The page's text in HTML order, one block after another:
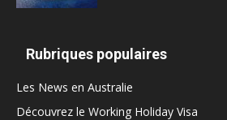
Rubriques populaires
Les News en Australie
Découvrez le Working Holiday Visa